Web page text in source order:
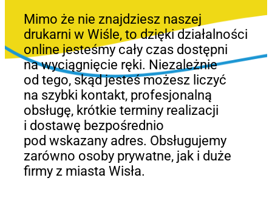
Mimo że nie znajdziesz naszej
drukarni w Wiśle, to dzięki działalności
online jesteśmy cały czas dostępni
na wyciągnięcie ręki. Niezależnie
od tego, skąd jesteś możesz liczyć
na szybki kontakt, profesjonalną
obsługę, krótkie terminy realizacji
i dostawę bezpośrednio
pod wskazany adres. Obsługujemy
zarówno osoby prywatne, jak i duże
firmy z miasta Wisła.